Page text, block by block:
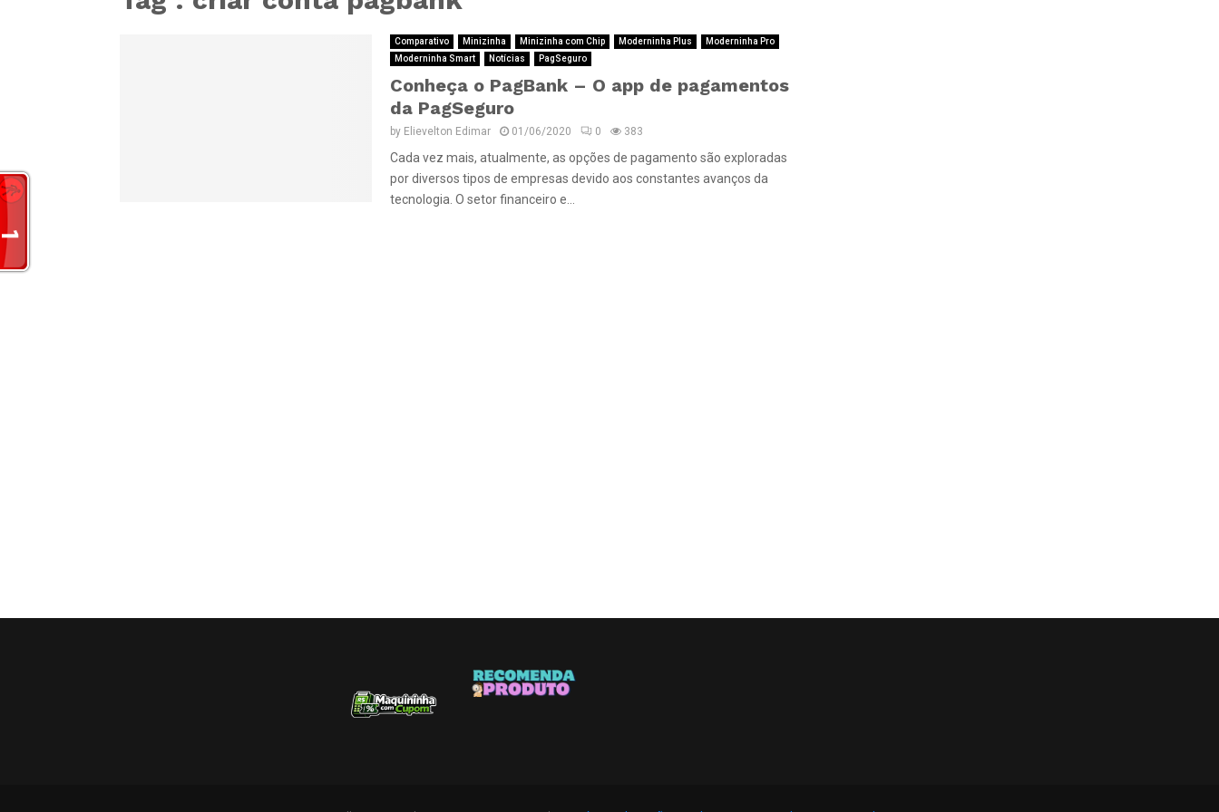
Comparativo Minizinha Minizinha com Chip Moderninha Plus
Moderninha Pro
Moderninha Smart
Notícias PagSeguro
Conheça o PagBank – O app de pagamentos
da PagSeguro
by Elievelton Edimar 01/06/2020 0 383
Cada vez mais, atualmente, as opções de pagamento são exploradas
por diversos tipos de empresas devido aos constantes avanços da
tecnologia. O setor financeiro e...